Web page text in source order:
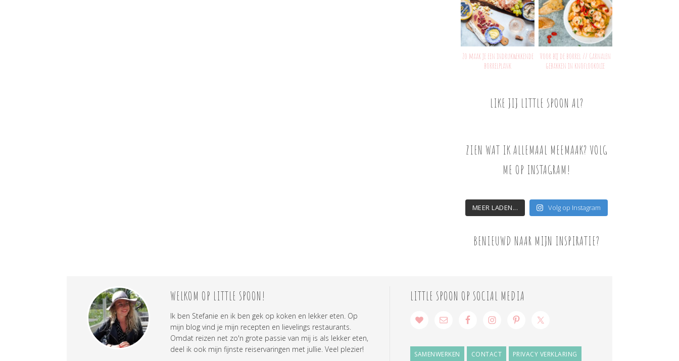
Zo maak je een indrukwekkende
borrelplank
Voor bij de borrel // Garnalen
gebakken in knoflookolie
LIKE JIJ LITTLE SPOON AL?
ZIEN WAT IK ALLEMAAL MEEMAAK? VOLG
ME OP INSTAGRAM!
MEER LADEN... Volg op Instagram
BENIEUWD NAAR MIJN INSPIRATIE?
WELKOM OP LITTLE SPOON!
Ik ben Stefanie en ik ben gek op koken en lekker eten. Op
mijn blog vind je mijn recepten en lievelings restaurants.
Omdat reizen net zo'n grote passie van mij is als lekker eten,
deel ik ook mijn fijnste reiservaringen met jullie. Veel plezier!
LITTLE SPOON OP SOCIAL MEDIA
SAMENWERKEN CONTACT PRIVACY VERKLARING